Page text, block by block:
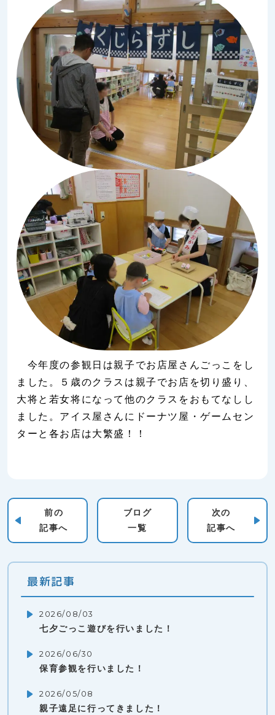
今年度の参観日は親子でお店屋さんごっこをし
ました。５歳のクラスは親子でお店を切り盛り、
大将と若女将になって他のクラスをおもてなしし
ました。アイス屋さんにドーナツ屋・ゲームセン
ターと各お店は大繁盛！！
前の
記事へ
ブログ
一覧
次の
記事へ
最新記事
2026/08/03
七夕ごっこ遊びを行いました！
2026/06/30
保育参観を行いました！
2026/05/08
親子遠足に行ってきました！